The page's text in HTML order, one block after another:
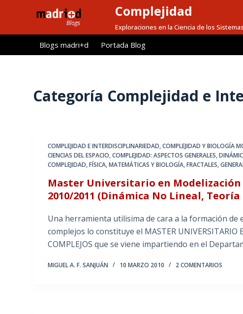
l
Complejidad
Exploraciones en la Ciencia de los
Blogs madri+d Portada Blog
Categoría Complejidad e
COMPLEJIDAD E INTERDISCIPLINARIEDAD,COMPLEJIDAD Y BIOLOGÍA
CIENCIAS DEL ESPACIO,COMPLEJIDAD: ASPECTOS GENERALES,
COMPLEJIDAD,FÍSICA, MATEMÁTICAS Y BIOLOGÍA,FRACTALES,
Master Universitario en Modelización
2010/2011 (Dinámica No Lineal,
Una herramienta utilisima de cara a la formación de
complejos lo constituye el MASTER UNIVERSITARIO
COMPLEJOS que se viene impartiendo en el
MIGUEL A. F. SANJUÁN 10 MARZO 2010 2 COMENTARIOS